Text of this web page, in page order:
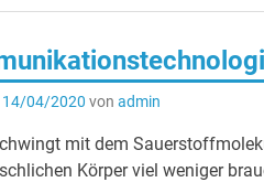
14/04/2020 von admin
mit dem
Körper viel weniger